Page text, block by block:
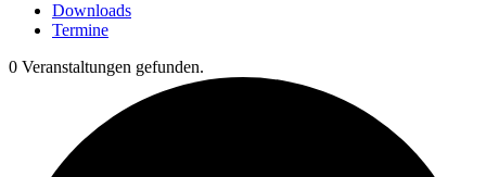
Downloads
Termine
0 Veranstaltungen gefunden.